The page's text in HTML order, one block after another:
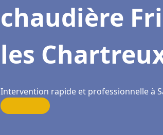
chaudière
les
Intervention rapide et professionnelle à